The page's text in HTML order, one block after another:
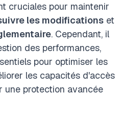
cruciales pour maintenir
les modifications et
. Cependant, il
des performances,
pour optimiser les
les capacités d'accès
une protection avancée